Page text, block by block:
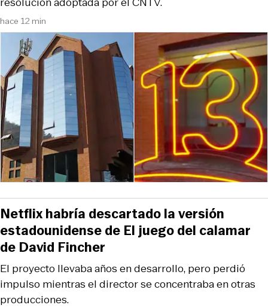
hace 12 min
El proyecto llevaba años en desarrollo, pero perdió
impulso mientras el director se concentraba en otras
producciones.
Netflix habría descartado la versión
estadounidense de El juego del calamar
de David Fincher